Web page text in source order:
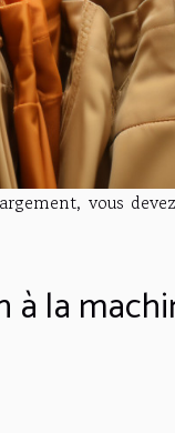
vous
à la